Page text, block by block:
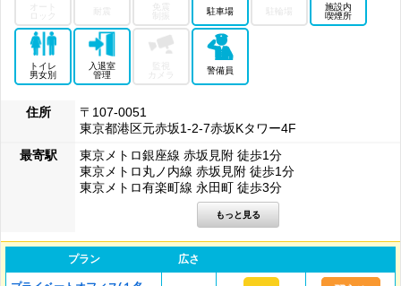
駐車場
施設内
喫煙所
トイレ
男女別
入退室
管理
カメラ
警備員
住所
〒107-0051
東京都港区元赤坂1-2-7赤坂Kタワー4F
最寄駅
東京メトロ銀座線 赤坂見附 徒歩1分
東京メトロ丸ノ内線 赤坂見附 徒歩1分
東京メトロ有楽町線 永田町 徒歩3分
プラン 広さ